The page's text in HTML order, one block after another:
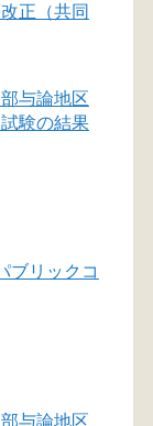
正（共同
与論地区
験の結果
ブリックコ
与論地区